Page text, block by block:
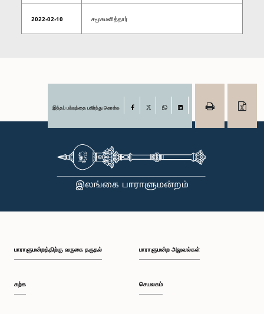
2022-02-10 சமூகமளித்தார்
இந்தப் பக்கத்தை பகிர்ந்து கொள்க Facebook
பாராளுமன்றத்திற்கு வருகை தருதல்
கற்க
பாராளுமன்ற அலுவல்கள்
செயலகம்